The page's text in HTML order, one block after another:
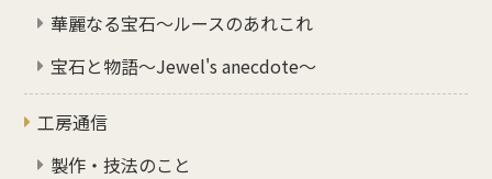
華麗なる宝石～ルースのあれこれ
宝石と物語～Jewel's anecdote～
工房通信
製作・技法のこと